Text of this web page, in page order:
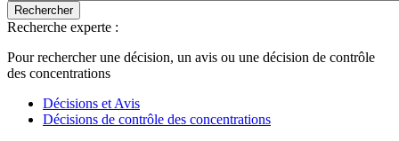
Rechercher
Recherche experte :
Pour rechercher une décision, un avis ou une décision de contrôle
des concentrations
Décisions et Avis
Décisions de contrôle des concentrations